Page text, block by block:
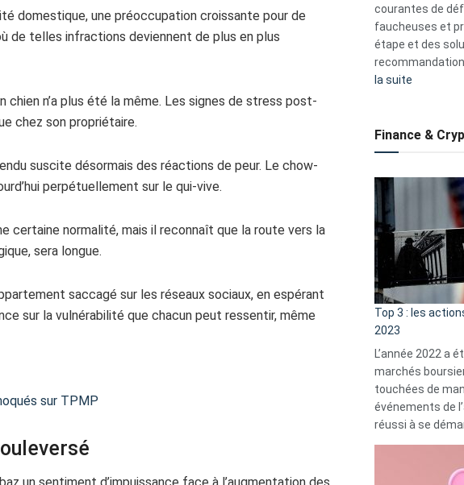
domestique, une préoccupation croissante pour de
de telles infractions deviennent de plus en plus
chien n’a plus été la même. Les signes de stress post-
chez son propriétaire.
suscite désormais des réactions de peur. Le chow-
perpétuellement sur le qui-vive.
certaine normalité, mais il reconnaît que la route vers la
sera longue.
saccagé sur les réseaux sociaux, en espérant
sur la vulnérabilité que chacun peut ressentir, même
sur TPMP
courantes de
faucheuses et
étape et des
la suite
démarrage
courants
et
guide
d’auto-
Finance &
Top 3 : les
2023
L’année 2022 a
marchés
touchées de
événements de
réussi à se